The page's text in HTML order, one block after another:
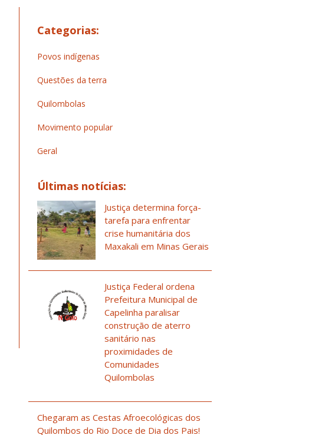
Categorias:
Povos indígenas
Questões da terra
Quilombolas
Movimento popular
Geral
Últimas notícias:
Justiça determina força-
tarefa para enfrentar
crise humanitária dos
Maxakali em Minas Gerais
Justiça Federal ordena
Prefeitura Municipal de
Capelinha paralisar
construção de aterro
sanitário nas
proximidades de
Comunidades
Quilombolas
Chegaram as Cestas Afroecológicas dos
Quilombos do Rio Doce de Dia dos Pais!